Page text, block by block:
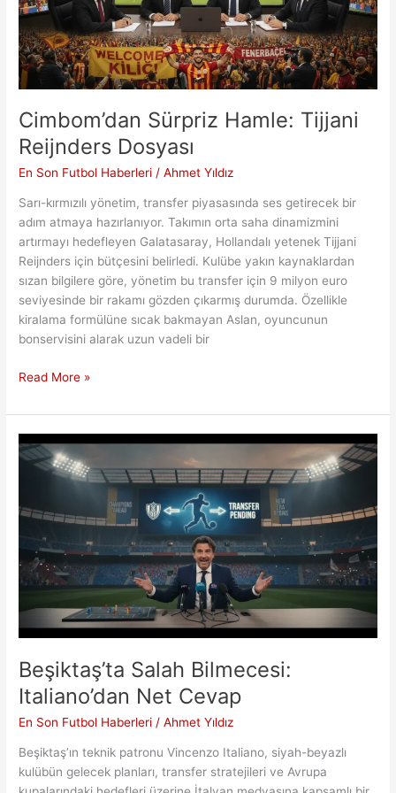
Cimbom’dan Sürpriz Hamle: Tijjani
Reijnders Dosyası
En Son Futbol Haberleri /Ahmet Yıldız
Sarı-kırmızılı yönetim, transfer piyasasında ses getirecek bir
adım atmaya hazırlanıyor. Takımın orta saha dinamizmini
artırmayı hedefleyen Galatasaray, Hollandalı yetenek Tijjani
Reijnders için bütçesini belirledi. Kulübe yakın kaynaklardan
sızan bilgilere göre, yönetim bu transfer için 9 milyon euro
seviyesinde bir rakamı gözden çıkarmış durumda. Özellikle
kiralama formülüne sıcak bakmayan Aslan, oyuncunun
bonservisini alarak uzun vadeli bir
Cimbom’dan
Hamle:
Tijjani
Reijnders
Dosyası
Read More »
Beşiktaş’ta Salah Bilmecesi:
Italiano’dan Net Cevap
En Son Futbol Haberleri /Ahmet Yıldız
Beşiktaş’ın teknik patronu Vincenzo Italiano, siyah-beyazlı
kulübün gelecek planları, transfer stratejileri ve Avrupa